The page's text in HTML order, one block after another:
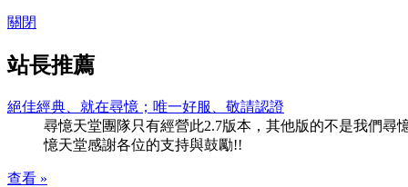
關閉
站長推薦
絕佳經典、就在尋憶；唯一好服、敬請認證
尋憶天堂團隊只有經營此2.7版本，其他版的不是我們尋
憶天堂感謝各位的支持與鼓勵!!
查看 »